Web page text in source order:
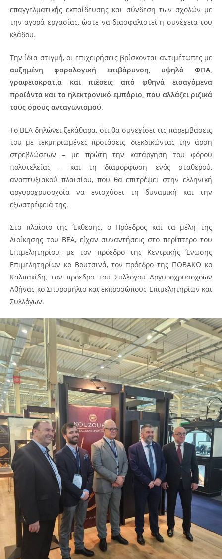
επαγγελματικής εκπαίδευσης και σύνδεση των σχολών με
την αγορά εργασίας, ώστε να διασφαλιστεί η συνέχεια του
κλάδου.
Την ίδια στιγμή, οι επιχειρήσεις βρίσκονται αντιμέτωπες με
αυξημένη φορολογική επιβάρυνση, υψηλό ΦΠΑ,
γραφειοκρατία και πιέσεις από φθηνά εισαγόμενα
προϊόντα και το ηλεκτρονικό εμπόριο, που αλλάζει ριζικά
τους όρους ανταγωνισμού.
Το ΒΕΑ δηλώνει ξεκάθαρα, ότι θα συνεχίσει τις παρεμβάσεις
του με τεκμηριωμένες προτάσεις, διεκδικώντας την άρση
στρεβλώσεων – με πρώτη την κατάργηση του φόρου
πολυτελείας – και τη διαμόρφωση ενός σταθερού,
αναπτυξιακού πλαισίου, που θα επιτρέψει στην ελληνική
αργυροχρυσοχοΐα να ενισχύσει τη δυναμική και την
εξωστρέφειά της.
Στο πλαίσιο της Έκθεσης, ο Πρόεδρος και τα μέλη της
Διοίκησης του ΒΕΑ, είχαν συναντήσεις στο περίπτερο του
Επιμελητηρίου, με τον πρόεδρο της Κεντρικής Ένωσης
Επιμελητηρίων κο Βουτσινά, τον πρόεδρο της ΠΟΒΑΚΩ κο
Καλπακίδη, τον πρόεδρο του Συλλόγου Αργυροχρυσοχόων
Αθήνας κο Σπυρομήλιο και εκπροσώπους Επιμελητηρίων και
Συλλόγων.